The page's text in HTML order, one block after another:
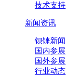
技术支持
新闻资讯
钡铼新闻
国内参展
国外参展
行业动态